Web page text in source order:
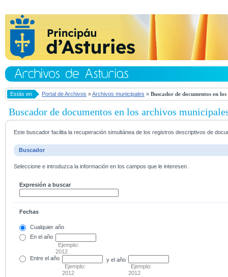
Estás en Portal de Archivos »Archivos municipales » Buscador de documentos en
Buscador de documentos en los archivos
Este buscador facilita la recuperación simultánea de los registros descriptivos de
Buscador
Seleccione e introduzca la información en los campos que le interesen.
Expresión a buscar
Fechas
Cualquier año
En el año
Ejemplo:
2012
Entre el año
Ejemplo:
2012
y el año
Ejemplo:
2012